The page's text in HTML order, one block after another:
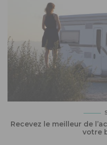
Recevez le meilleur de
votre